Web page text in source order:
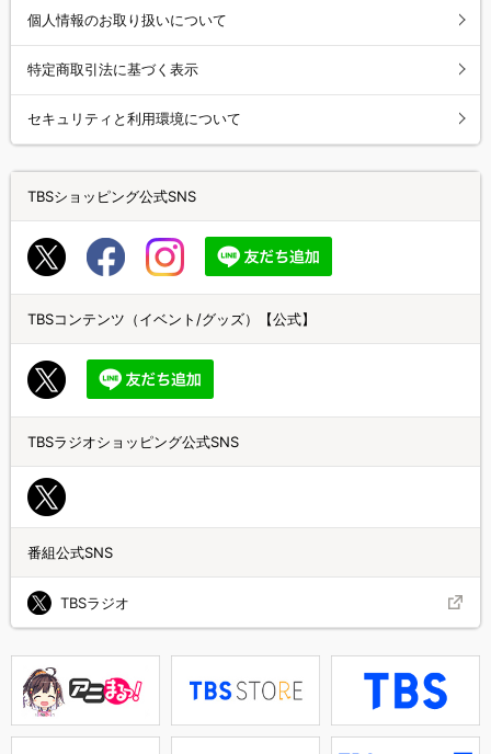
個人情報のお取り扱いについて
特定商取引法に基づく表示
セキュリティと利用環境について
TBSショッピング公式SNS
TBSコンテンツ（イベント/グッズ）【公式】
TBSラジオショッピング公式SNS
番組公式SNS
TBSラジオ